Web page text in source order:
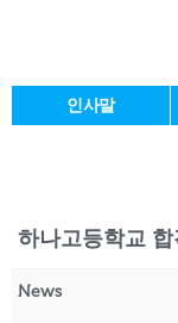
인사말
하나고등학교
News